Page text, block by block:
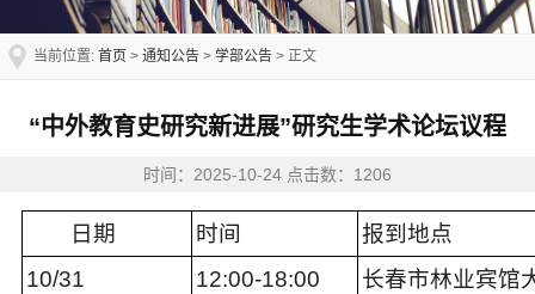
当前位置: 首页 > 通知公告 > 学部公告 > 正文
“中外教育史研究新进展”研究生学术论坛议程
时间：2025-10-24 点击数： 1206
日期 时间 报到 地点
10/31 12:00-18:00
长春市林业宾馆